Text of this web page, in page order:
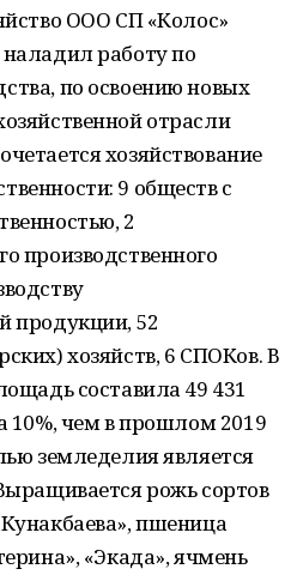
ООО СП «Колос»
работу по
по освоению новых
отрасли
хозяйствование
9 обществ с
2
производственного
продукции, 52
хозяйств, 6 СПОКов. В
составила 49 431
10%, чем в прошлом 2019
земледелия является
рожь сортов
пшеница
«Экада», ячмень